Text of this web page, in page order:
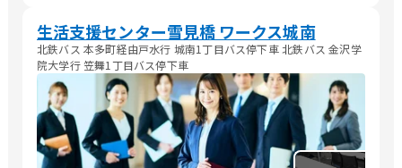
生活支援センター雪見橋 ワークス城南
北鉄バス 本多町経由戸水行 城南1丁目バス停下車 北鉄バス 金沢学
院大学行 笠舞1丁目バス停下車